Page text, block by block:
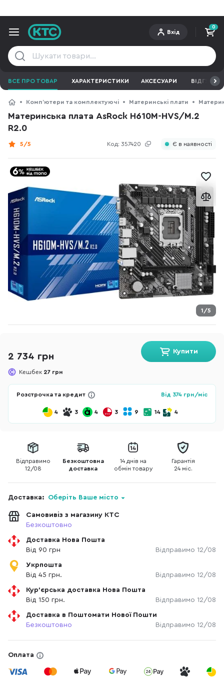
Вхід
0
ВСЕ ПРО ТОВАР ХАРАКТЕРИСТИКИ АКСЕСУАРИ ВІДГУКИ
Компʼютери та комплектуючі Материнські плати
Материнська плата AsRock H610M-HVS/M.2
R2.0
Код: 357420
5/5 Є в наявності
1/5
2 734 грн
Кешбек 27 грн
Купити
Розстрочка та кредит Від 374 грн/міс
4 3 4 3 9 14 4
Відправимо
12/08
Безкоштовна
доставка
14 днів на
обмін товару
Гарантія
24 міс.
Доставка: Оберіть Ваше місто
Самовивіз з магазину КТС
Безкоштовно
Доставка Нова Пошта
Від 90 грн
Відправимо 12/08
Укрпошта
Від 45 грн.
Відправимо 12/08
Кур'єрська доставка Нова Пошта
Від 150 грн.
Відправимо 12/08
Доставка в Поштомати Нової Пошти
Безкоштовно
Відправимо 12/08
Оплата